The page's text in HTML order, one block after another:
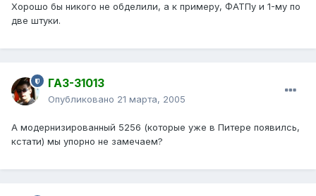
Хорошо бы никого не обделили, а к примеру, ФАТПу и 1-му по
две штуки.
ГАЗ-31013
Опубликовано 21 марта, 2005
А модернизированный 5256 (которые уже в Питере появилсь,
кстати) мы упорно не замечаем?